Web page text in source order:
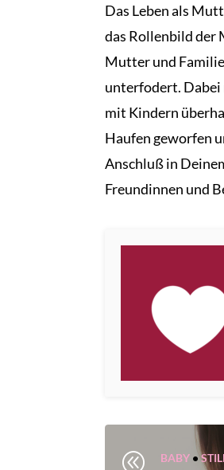
Das Leben als
das Rollenbild der
Mutter und
unterfodert. Dabei
mit Kindern
Haufen geworfen
Anschluß in
Freundinnen und
@ BABY •